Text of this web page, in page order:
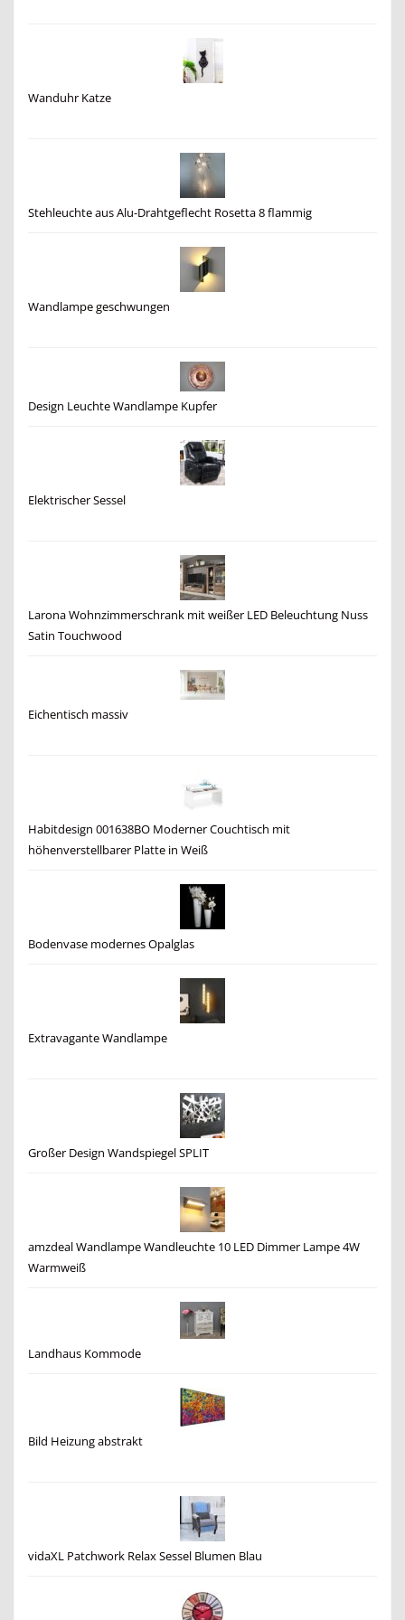
Wanduhr Katze
Stehleuchte aus Alu-Drahtgeflecht Rosetta 8 flammig
Wandlampe geschwungen
Design Leuchte Wandlampe Kupfer
Elektrischer Sessel
Larona Wohnzimmerschrank mit weißer LED Beleuchtung Nuss
Satin Touchwood
Eichentisch massiv
Habitdesign 001638BO Moderner Couchtisch mit
höhenverstellbarer Platte in Weiß
Bodenvase modernes Opalglas
Extravagante Wandlampe
Großer Design Wandspiegel SPLIT
amzdeal Wandlampe Wandleuchte 10 LED Dimmer Lampe 4W
Warmweiß
Landhaus Kommode
Bild Heizung abstrakt
vidaXL Patchwork Relax Sessel Blumen Blau